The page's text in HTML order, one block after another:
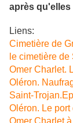
après qu'elles
Liens:
Cimetière de
le cimetière de
Omer Charlet.
Oléron.
Saint-
Oléron. Le port